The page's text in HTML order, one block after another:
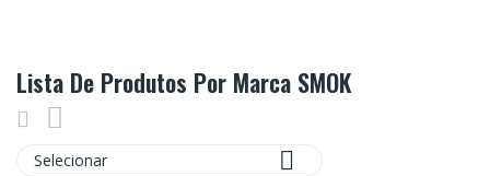
Lista De Produtos Por Marca SMOK
Selecionar 